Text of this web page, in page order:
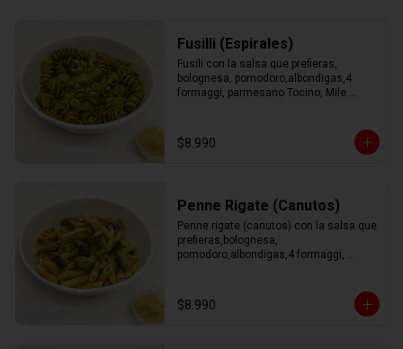
Fusilli (Espirales)
Fusili con la salsa que prefieras,
bolognesa, pomodoro,albondigas,4
formaggi, parmesano Tocino, Mile
$8.990
Penne Rigate (Canutos)
Penne rigate (canutos) con la salsa que
prefieras,bolognesa,
pomodoro,albondigas,4 formaggi,
$8.990